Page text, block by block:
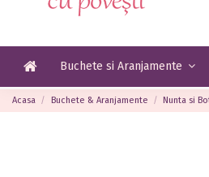
Buchete si Aranjamente
Acasa Buchete & Aranjamente Nunta si